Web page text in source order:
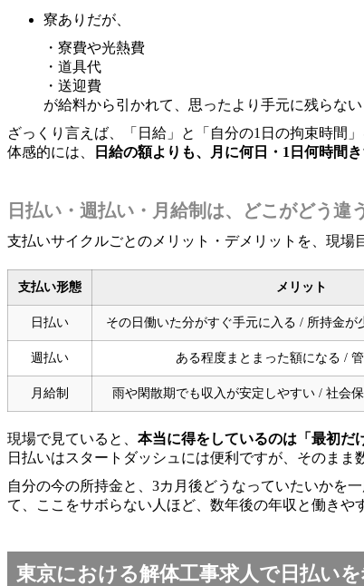
寮ありだが、
・寮費や光熱費
・道具代
・送迎費
が給料から引かれて、思ったより手元に残らない
ざっくり言えば、「日給」と「自分の1日の拘束時間
体感的には、
日給の額よりも、月に何日・1日何時間
日払い・週払い・月給制は、どこがどう違
支払いサイクルごとのメリット・デメリットを、現場
支払い形態 メリット
日払い その日働いた分がすぐ手元に入る / 所持金が
週払い ある程度まとまった額になる /
月給制 雨や閑散期でも収入が安定しやすい / 社会
現場で見ていると、 本当に得をしているのは「最初だ
日払いはスタートダッシュには便利ですが、そのま
自分の今の所持金と、3カ月後どうなっていたいかを
て、ここをサボらない人ほど、数年後の年収と働きや
東京における解体工事求人で日払い